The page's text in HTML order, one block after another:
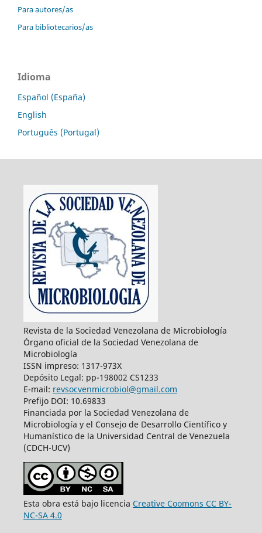
Para autores/as
Para bibliotecarios/as
Idioma
Español (España)
English
Português (Portugal)
Revista de la Sociedad Venezolana de Microbiología
Órgano oficial de la Sociedad Venezolana de
Microbiología
ISSN impreso: 1317-973X
Depósito Legal: pp-198002 CS1233
E-mail: revsocvenmicrobiol@gmail.com
Prefijo DOI: 10.69833
Financiada por la Sociedad Venezolana de
Microbiología y el Consejo de Desarrollo Científico y
Humanístico de la Universidad Central de Venezuela
(CDCH-UCV)
Esta obra está bajo licencia Creative Coomons CC BY-
NC-SA 4.0